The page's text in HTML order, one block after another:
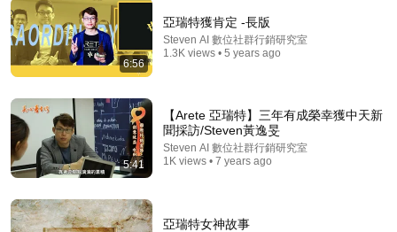
旦出現盡快就醫｜健康一帖｜中風前兆｜護血管食物｜
腦中風症狀
健康一帖 • 177K views
6:56
亞瑞特獲肯定 -長版
Steven AI 數位社群行銷研究室
1.3K views • 5 years ago
5:41
【Arete 亞瑞特】三年有成榮幸獲中天新
聞採訪/Steven黃逸旻
Steven AI 數位社群行銷研究室
1K views • 7 years ago
亞瑞特女神故事